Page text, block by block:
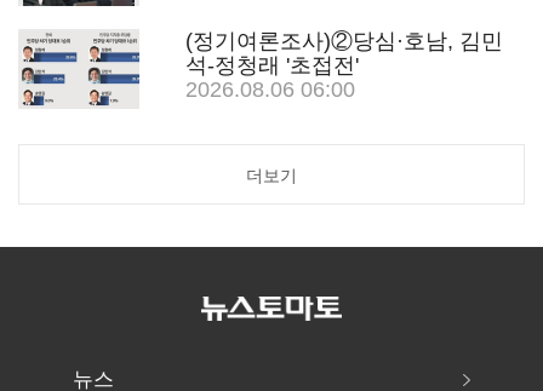
(정기여론조사)②당심·호남, 김민
석-정청래 '초접전'
2026.08.06 06:00
더보기
뉴스